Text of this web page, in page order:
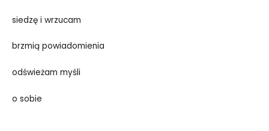
siedzę i wrzucam
brzmią powiadomienia
odświeżam myśli
o sobie